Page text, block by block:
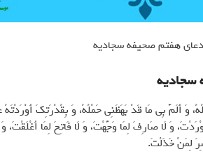
دعای هفتم صحیفه سجادیه
سجادیه
وَ أَلَمَّ بِي مَا قَدْ بَهَظَنِي حَمْلُهُ، وَ بِقُدْرَتِكَ أَوْرَدْتَهُ
وَ لَا صَارِفَ لِمَا وَجَّهْتَ، وَ لَا فَاتِحَ لِمَا أَغْلَقْتَ، وَ
لِمَنْ خَذَلْتَ.